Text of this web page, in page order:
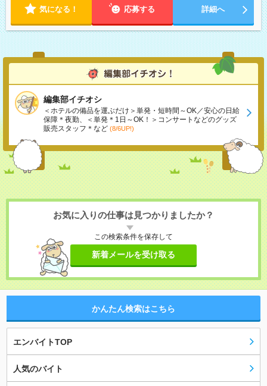
気になる！ 応募する 詳細へ
編集部イチオシ
＜ホテルの備品を運ぶだけ＞単発・短時間～OK／安心の日給
保障＊夜勤、＜単発＊1日～OK！＞コンサートなどのグッズ
販売スタッフ＊など (8/6UP!)
お気に入りの仕事は見つかりましたか？
この検索条件を保存して
新着メールを受け取る
かんたん検索はこちら
エンバイトTOP
人気のバイト